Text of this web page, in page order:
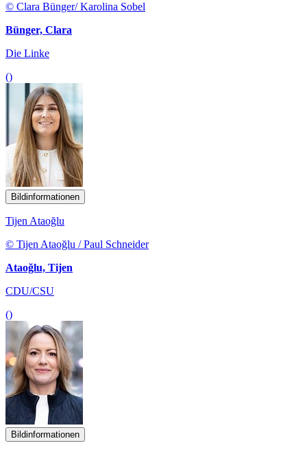
© Clara Bünger/ Karolina Sobel
Bünger, Clara
Die Linke
()
Bildinformationen
Tijen Ataoğlu
© Tijen Ataoğlu / Paul Schneider
Ataoğlu, Tijen
CDU/CSU
()
Bildinformationen